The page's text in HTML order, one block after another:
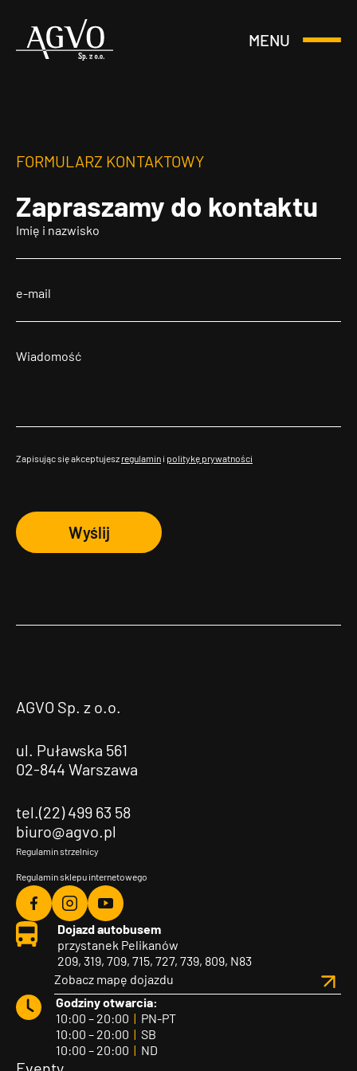
Header
MENU
Otwórz
FORMULARZ KONTAKTOWY
Zapraszamy do kontaktu
Zapisując się akceptujesz regulamin i politykę prywatności
Wyślij
AGVO Sp. z o.o.
ul. Puławska 561
02-844 Warszawa
tel.(22) 499 63 58
biuro@agvo.pl
Regulamin strzelnicy
Regulamin sklepu internetowego
Agvo
Facebook
Agvo
Instagram
Agvo
YouTube
Dojazd autobusem
przystanek Pelikanów
209, 319, 709, 715, 727, 739, 809, N83
Zobacz mapę dojazdu
Godziny otwarcia:
10:00 – 20:00 | PN-PT
10:00 – 20:00 | SB
10:00 – 20:00 | ND